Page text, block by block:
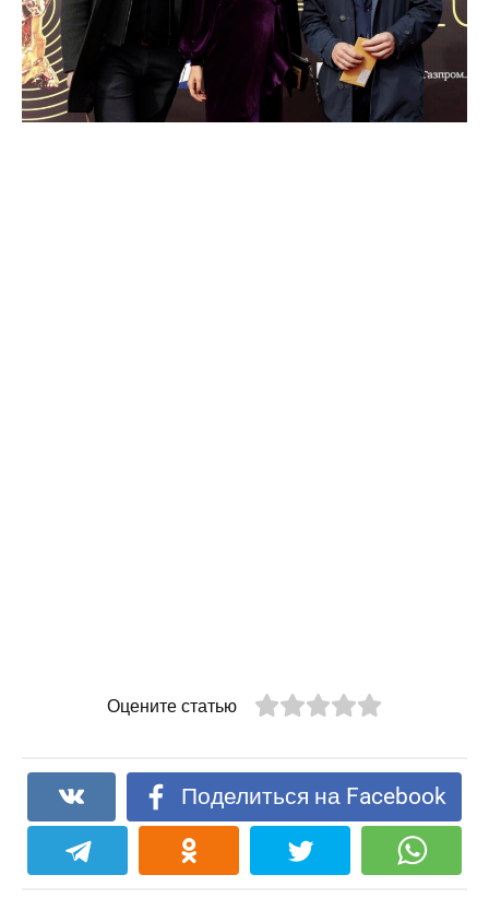
Оцените статью
Поделиться на Facebook